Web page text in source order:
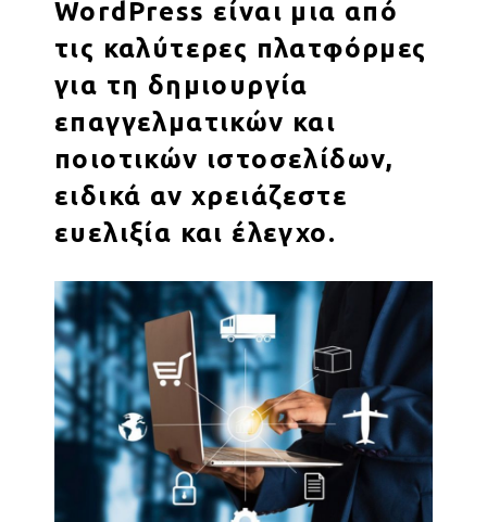
WordPress είναι μια από
τις καλύτερες πλατφόρμες
για τη δημιουργία
επαγγελματικών και
ποιοτικών ιστοσελίδων,
ειδικά αν χρειάζεστε
ευελιξία και έλεγχο.